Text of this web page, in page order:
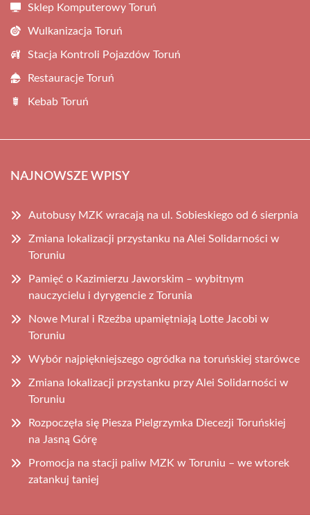
Sklep Komputerowy Toruń
Wulkanizacja Toruń
Stacja Kontroli Pojazdów Toruń
Restauracje Toruń
Kebab Toruń
NAJNOWSZE WPISY
Autobusy MZK wracają na ul. Sobieskiego od 6 sierpnia
Zmiana lokalizacji przystanku na Alei Solidarności w
Toruniu
Pamięć o Kazimierzu Jaworskim – wybitnym
nauczycielu i dyrygencie z Torunia
Nowe Mural i Rzeźba upamiętniają Lotte Jacobi w
Toruniu
Wybór najpiękniejszego ogródka na toruńskiej starówce
Zmiana lokalizacji przystanku przy Alei Solidarności w
Toruniu
Rozpoczęła się Piesza Pielgrzymka Diecezji Toruńskiej
na Jasną Górę
Promocja na stacji paliw MZK w Toruniu – we wtorek
zatankuj taniej